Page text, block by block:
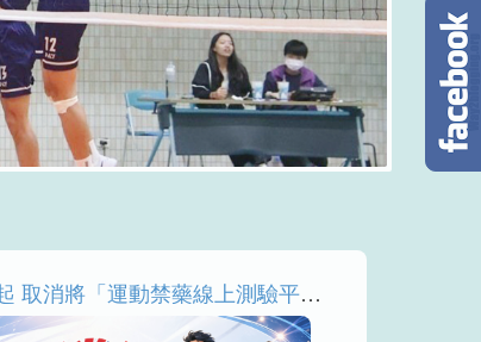
自115年起 取消將「運動禁藥線上測驗平台」通過證明作為參賽報名條件